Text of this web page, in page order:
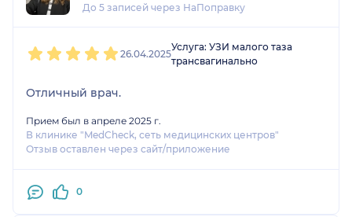
До 5 записей через НаПоправку
26.04.2025
Услуга: УЗИ малого таза
трансвагинально
Отличный врач.
Прием был в апреле 2025 г.
В клинике "MedCheck, сеть медицинских центров"
Отзыв оставлен через сайт/приложение
0